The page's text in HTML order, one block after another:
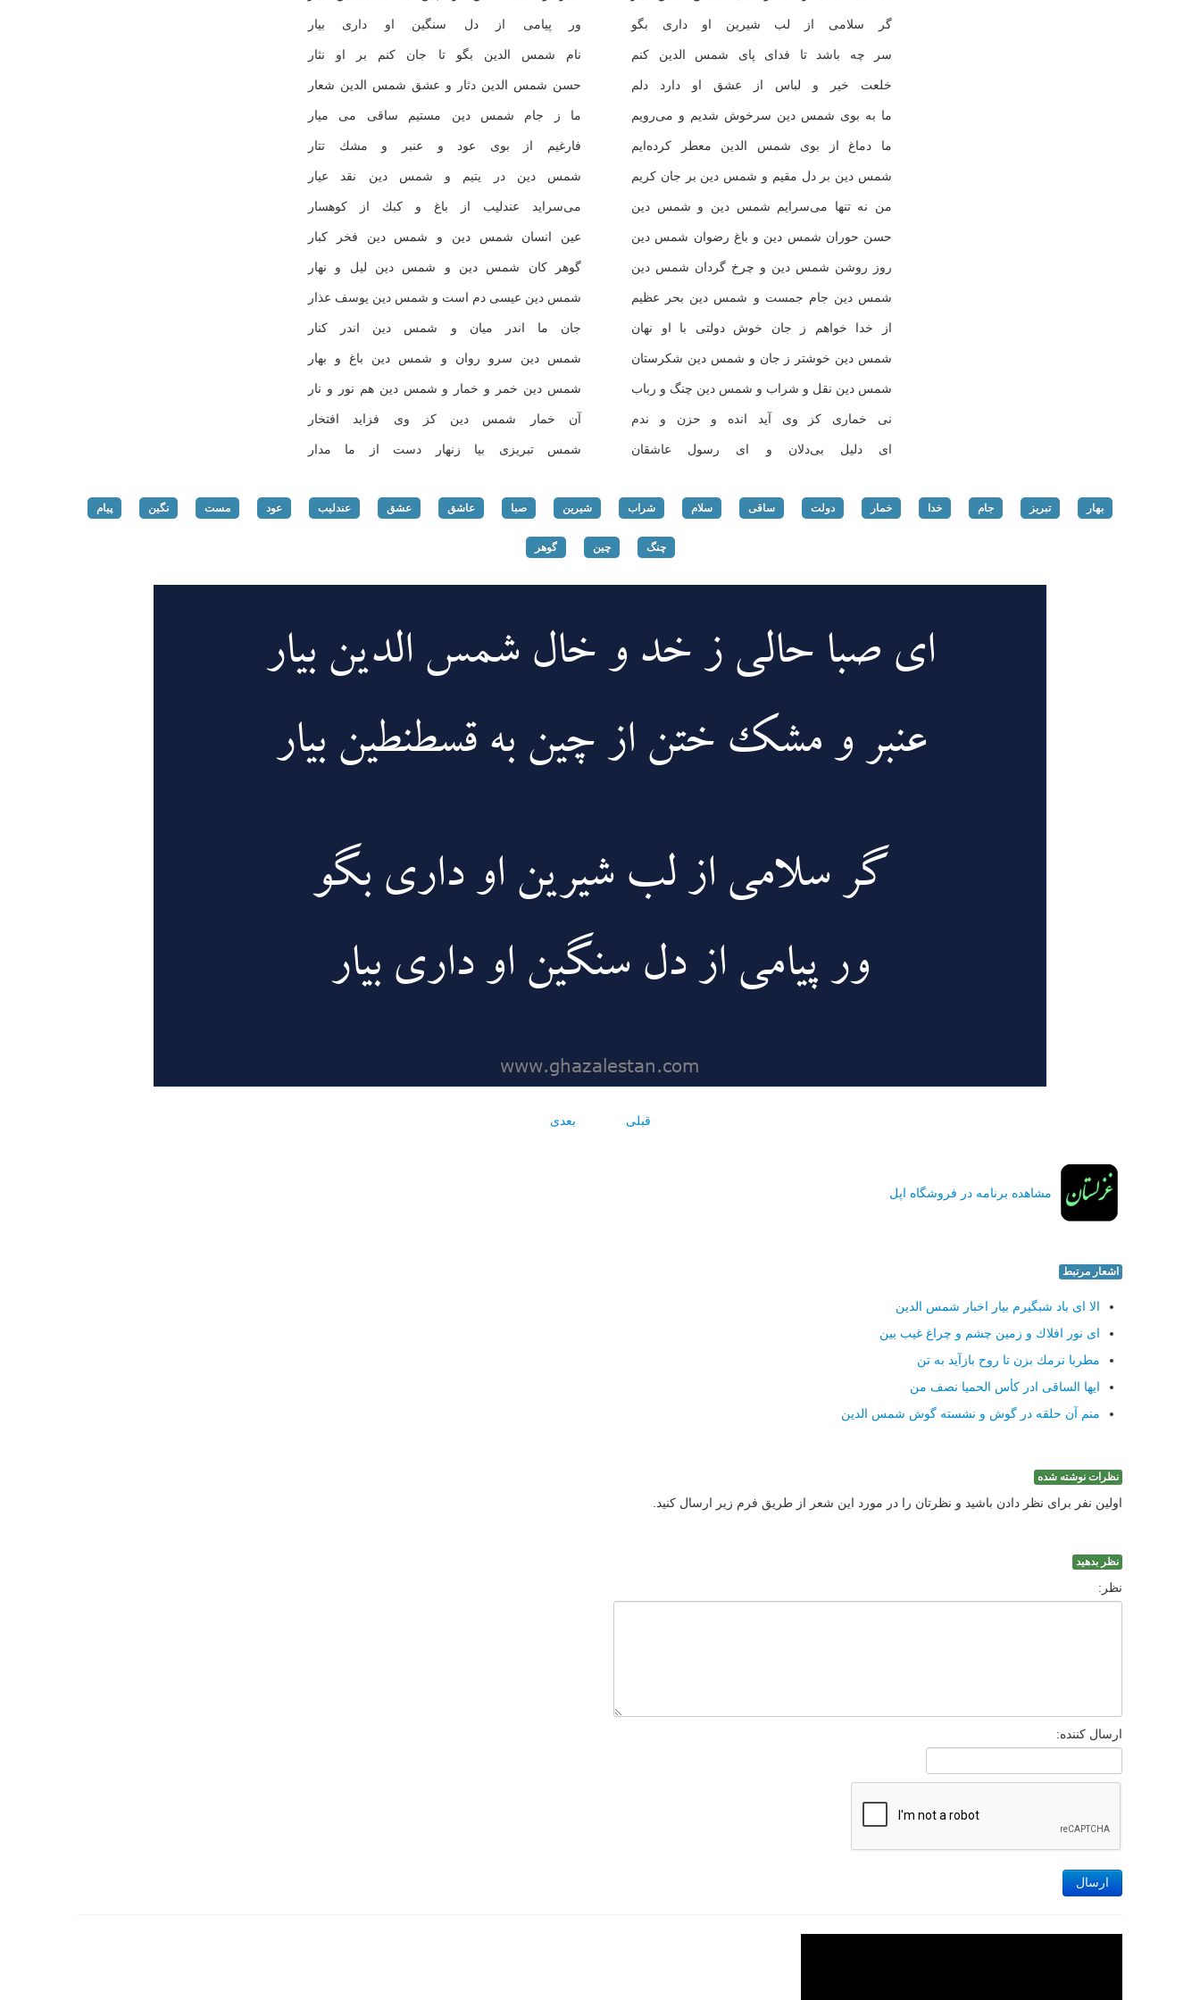
گر سلامی از لب شیرین او داری بگو ور پیامی از دل سنگین او داری بیار
سر چه باشد تا فدای پای شمس الدین كنم نام شمس الدین بگو تا جان كنم بر او نثار
خلعت خیر و لباس از عشق او دارد دلم حسن شمس الدین دثار و عشق شمس الدین شعار
ما به بوی شمس دین سرخوش شدیم و می‌رویم ما ز جام شمس دین مستیم ساقی می میار
ما دماغ از بوی شمس الدین معطر كرده‌ایم فارغیم از بوی عود و عنبر و مشك تتار
شمس دین بر دل مقیم و شمس دین بر جان كریم شمس دین در یتیم و شمس دین نقد عیار
من نه تنها می‌سرایم شمس دین و شمس دین می‌سراید عندلیب از باغ و كبك از كوهسار
حسن حوران شمس دین و باغ رضوان شمس دین عین انسان شمس دین و شمس دین فخر كبار
روز روشن شمس دین و چرخ گردان شمس دین گوهر كان شمس دین و شمس دین لیل و نهار
شمس دین جام جمست و شمس دین بحر عظیم شمس دین عیسی دم است و شمس دین یوسف عذار
از خدا خواهم ز جان خوش دولتی با او نهان جان ما اندر میان و شمس دین اندر كنار
شمس دین خوشتر ز جان و شمس دین شكرستان شمس دین سرو روان و شمس دین باغ و بهار
شمس دین نقل و شراب و شمس دین چنگ و رباب شمس دین خمر و خمار و شمس دین هم نور و نار
نی خماری كز وی آید انده و حزن و ندم آن خمار شمس دین كز وی فزاید افتخار
ای دلیل بی‌دلان و ای رسول عاشقان شمس تبریزی بیا زنهار دست از ما مدار
بهار تبریز جام خدا خمار دولت ساقی سلام شراب شیرین صبا عاشق عشق عندلیب عود مست نگین پیام
چنگ چین گوهر
قبلی بعدی
مشاهده برنامه در فروشگاه اپل
اشعار مرتبط
الا ای باد شبگیرم بیار اخبار شمس الدین
ای نور افلاك و زمین چشم و چراغ غیب بین
مطربا نرمك بزن تا روح بازآید به تن
ایها الساقی ادر كأس الحمیا نصف من
منم آن حلقه در گوش و نشسته گوش شمس الدین
نظرات نوشته شده
اولین نفر برای نظر دادن باشید و نظرتان را در مورد این شعر از طریق فرم زیر ارسال کنید.
نظر بدهید
نظر:
ارسال کننده:
ارسال